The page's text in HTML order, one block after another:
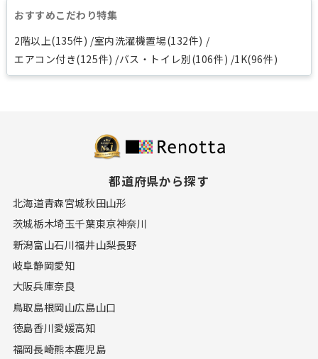
おすすめこだわり特集
2階以上(135件) 室内洗濯機置場(132件)
エアコン付き(125件) バス・トイレ別(106件) 1K(96件)
都道府県から探す
北海道青森宮城秋田山形
茨城栃木埼玉千葉東京神奈川
新潟富山石川福井山梨長野
岐阜静岡愛知
大阪兵庫奈良
鳥取島根岡山広島山口
徳島香川愛媛高知
福岡長崎熊本鹿児島